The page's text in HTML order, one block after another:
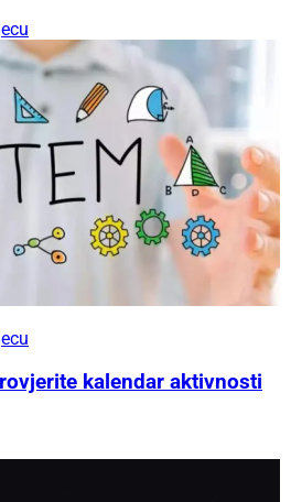
kalendar aktivnosti